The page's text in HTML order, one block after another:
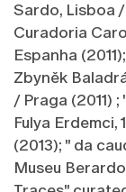
Sardo, Lisboa
Curadoria
Espanha
Zbyněk
/ Praga (2011)
Fulya Erdemci,
(2013); " da
Museu